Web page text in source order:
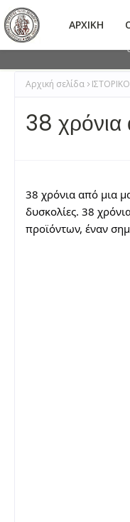
ΑΡΧΙΚΗ
Αρχική σελίδα ΙΣΤΟΡΙΚΟ
38 χρόνια
38 χρόνια από μια
δυσκολίες. 38
προϊόντων, έναν